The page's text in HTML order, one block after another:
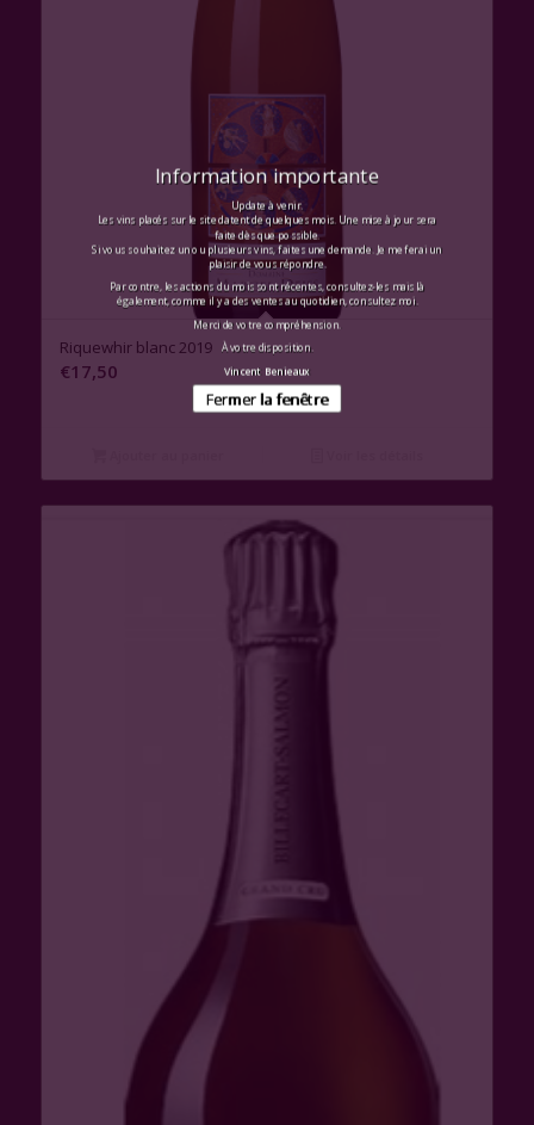
Riquewhir blanc 2019
€17,50
Information importante
Update à venir.
Les vins placés sur le site datent de quelques mois. Une mise à jour sera
faite dès que possible.
Si vous souhaitez un ou plusieurs vins, faites une demande. Je me ferai un
plaisir de vous répondre.
Par contre, les actions du mois sont récentes, consultez-les mais là
également, comme il y a des ventes au quotidien, consultez moi.
Merci de votre compréhension.
À votre disposition.
Vincent Benieaux
Fermer la fenêtre